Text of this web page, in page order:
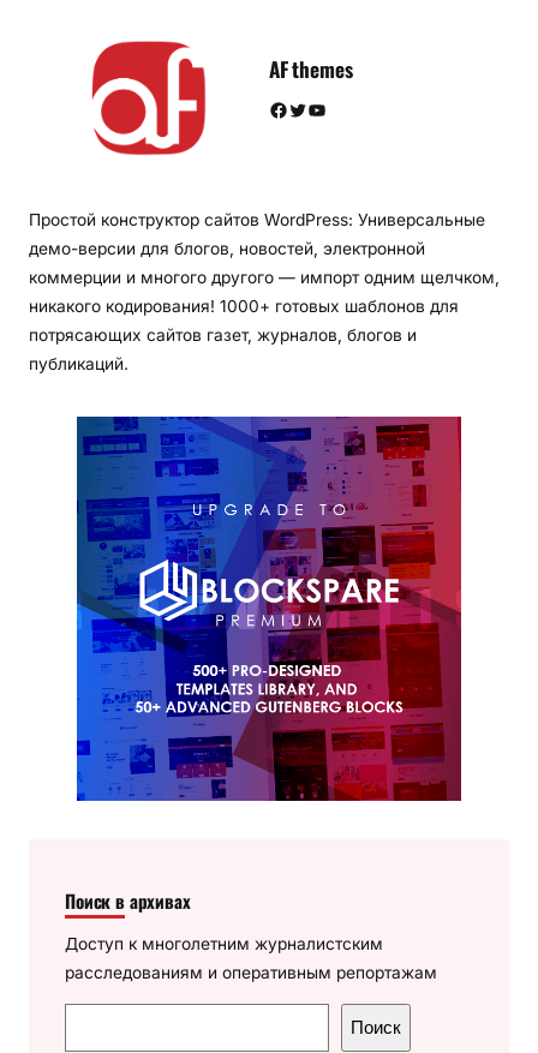
AF themes
Facebook Twitter YouTube
Простой конструктор сайтов WordPress: Универсальные
демо-версии для блогов, новостей, электронной
коммерции и многого другого — импорт одним щелчком,
никакого кодирования! 1000+ готовых шаблонов для
потрясающих сайтов газет, журналов, блогов и
публикаций.
Поиск в архивах
Доступ к многолетним журналистским
расследованиям и оперативным репортажам
о
Поиск